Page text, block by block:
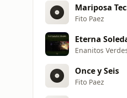
Mariposa
Fito Paez
Eterna
Enanitos
Once y Seis
Fito Paez